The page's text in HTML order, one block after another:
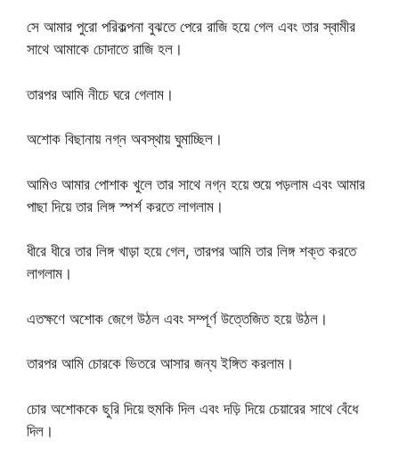
সে আমার পুরো পরিকল্পনা বুঝতে পেরে রাজি হয়ে গেল এবং তার স্বামীর
সাথে আমাকে চোদাতে রাজি হল।
তারপর আমি নীচে ঘরে গেলাম।
অশোক বিছানায় নগ্ন অবস্থায় ঘুমাচ্ছিল।
আমিও আমার পোশাক খুলে তার সাথে নগ্ন হয়ে শুয়ে পড়লাম এবং আমার
পাছা দিয়ে তার লিঙ্গ স্পর্শ করতে লাগলাম।
ধীরে ধীরে তার লিঙ্গ খাড়া হয়ে গেল, তারপর আমি তার লিঙ্গ শক্ত করতে
লাগলাম।
এতক্ষণে অশোক জেগে উঠল এবং সম্পূর্ণ উত্তেজিত হয়ে উঠল।
তারপর আমি চোরকে ভিতরে আসার জন্য ইঙ্গিত করলাম।
চোর অশোককে ছুরি দিয়ে হুমকি দিল এবং দড়ি দিয়ে চেয়ারের সাথে বেঁধে
দিল।